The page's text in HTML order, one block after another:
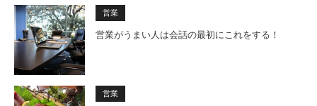
営業
営業がうまい人は会話の最初にこれをする！
営業